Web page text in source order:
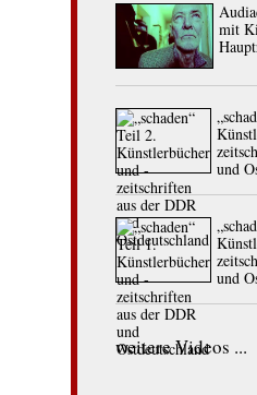
mit
und
und
weitere Videos ...